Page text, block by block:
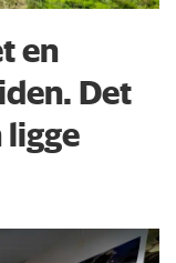
en
Det
ligge